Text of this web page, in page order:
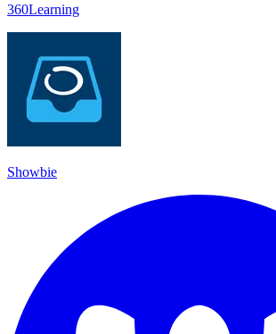
360Learning
Showbie